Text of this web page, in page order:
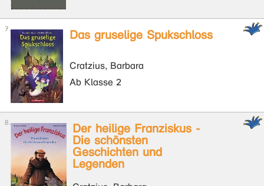
Das gruselige Spukschloss
Cratzius, Barbara
Ab Klasse 2
Der heilige Franziskus -
Die schönsten
Geschichten und
Legenden